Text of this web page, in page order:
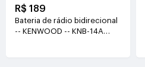
R$ 189
Bateria de rádio bidirecional
-- KENWOOD -- KNB-14A